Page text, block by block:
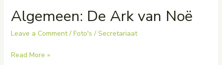
Algemeen: De Ark van Noë
Leave a Comment / Foto's / Secretariaat
Algemeen:
Read More »